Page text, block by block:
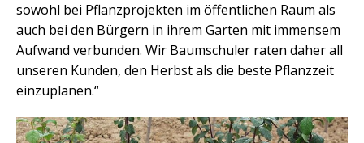
sowohl bei Pflanzprojekten im öffentlichen Raum als
auch bei den Bürgern in ihrem Garten mit immensem
Aufwand verbunden. Wir Baumschuler raten daher all
unseren Kunden, den Herbst als die beste Pflanzzeit
einzuplanen.“